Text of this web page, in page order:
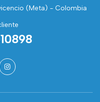
(Meta) - Colombia